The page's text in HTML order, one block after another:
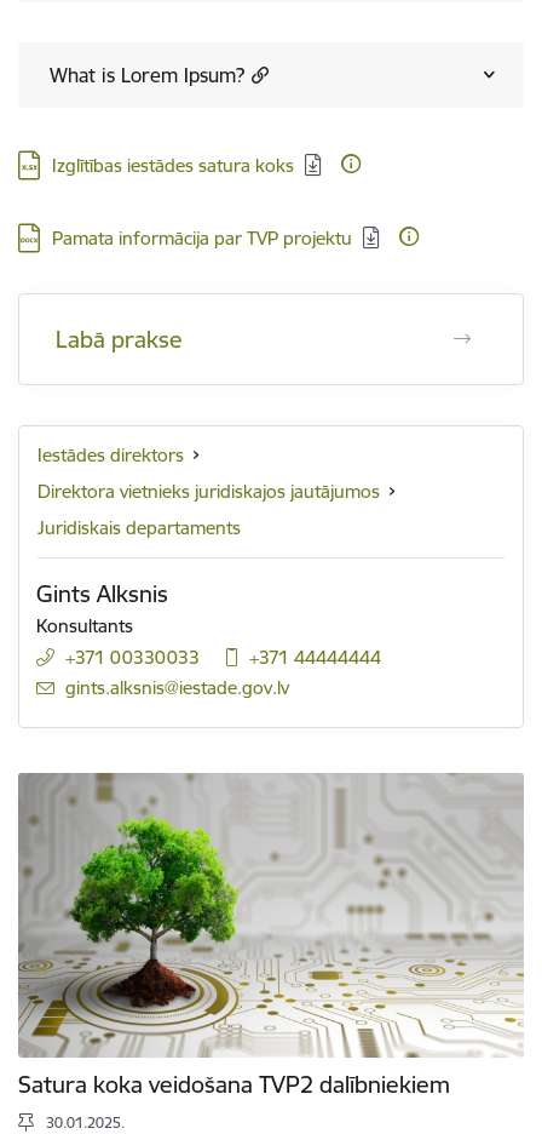
What is Lorem Ipsum?
Lejupielādēt:
Izglītības iestādes satura koks
Lejupielādēt:
Pamata informācija par TVP projektu
Labā prakse
Iestādes direktors
Direktora vietnieks juridiskajos jautājumos
Juridiskais departaments
Gints Alksnis
Konsultants
+371 00330033
+371 44444444
E-pasts:
gints.alksnis@iestade.gov.lv
Satura koka veidošana TVP2 dalībniekiem
30.01.2025.